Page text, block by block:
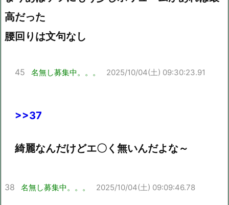
高だった
腰回りは文句なし
45 名無し募集中。。。 2025/10/04(土) 09:30:23.91
>>37
綺麗なんだけどエ〇く無いんだよな～
38 名無し募集中。。。 2025/10/04(土) 09:09:46.78